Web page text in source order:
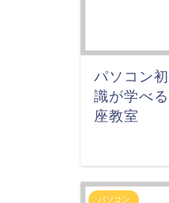
パソコン
識が学べ
座教室
パソコン